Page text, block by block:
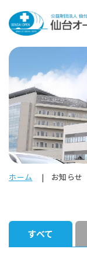
ホーム お知らせ
すべて